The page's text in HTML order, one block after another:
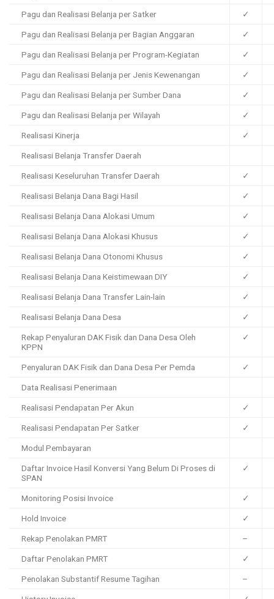
Pagu dan Realisasi Belanja per Satker ✓
Pagu dan Realisasi Belanja per Bagian Anggaran ✓
Pagu dan Realisasi Belanja per Program-Kegiatan ✓
Pagu dan Realisasi Belanja per Jenis Kewenangan ✓
Pagu dan Realisasi Belanja per Sumber Dana ✓
Pagu dan Realisasi Belanja per Wilayah ✓
Realisasi Kinerja ✓
Realisasi Belanja Transfer Daerah
Realisasi Keseluruhan Transfer Daerah ✓
Realisasi Belanja Dana Bagi Hasil ✓
Realisasi Belanja Dana Alokasi Umum ✓
Realisasi Belanja Dana Alokasi Khusus ✓
Realisasi Belanja Dana Otonomi Khusus ✓
Realisasi Belanja Dana Keistimewaan DIY ✓
Realisasi Belanja Dana Transfer Lain-lain ✓
Realisasi Belanja Dana Desa ✓
Rekap Penyaluran DAK Fisik dan Dana Desa Oleh
KPPN
✓
Penyaluran DAK Fisik dan Dana Desa Per Pemda ✓
Data Realisasi Penerimaan
Realisasi Pendapatan Per Akun ✓
Realisasi Pendapatan Per Satker ✓
Modul Pembayaran
Daftar Invoice Hasil Konversi Yang Belum Di Proses di
SPAN
✓
Monitoring Posisi Invoice ✓
Hold Invoice ✓
Rekap Penolakan PMRT –
Daftar Penolakan PMRT ✓
Penolakan Substantif Resume Tagihan –